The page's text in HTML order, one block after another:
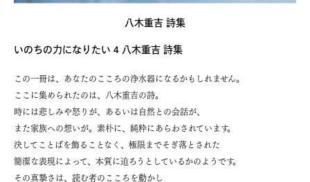
八木重吉 詩集
いのちの力になりたい 4 八木重吉 詩集
この一冊は、あなたのこころの浄水器になるかもしれません。
ここに集められたのは、八木重吉の詩。
時には悲しみや怒りが、あるいは自然との会話が、
また家族への想いが。素朴に、純粋にあらわされています。
決してことばを飾ることなく、極限までそぎ落とされた
簡潔な表現によって、本質に迫ろうとしているかのようです。
その真摯さは、読む者のこころを動かし